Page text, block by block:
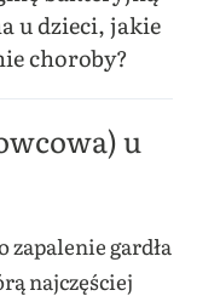
u dzieci, jakie
choroby?
u
gardła
najczęściej